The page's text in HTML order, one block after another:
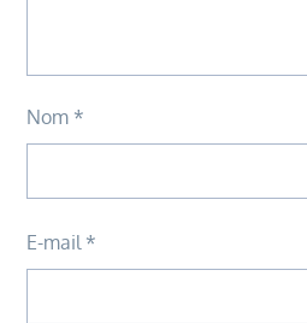
Nom *
E-mail *